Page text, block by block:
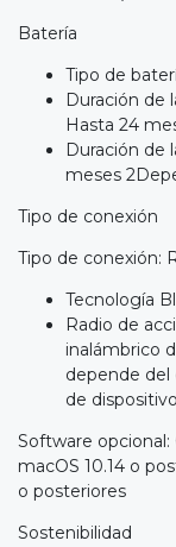
Batería
Tipo de
Duración de
Hasta 24
Duración de
meses
Tipo de conexión
Tipo de conexión:
Tecnología
Radio de
inalámbrico
depende del
de
Software
macOS 10.14 o
o posteriores
Sostenibilidad